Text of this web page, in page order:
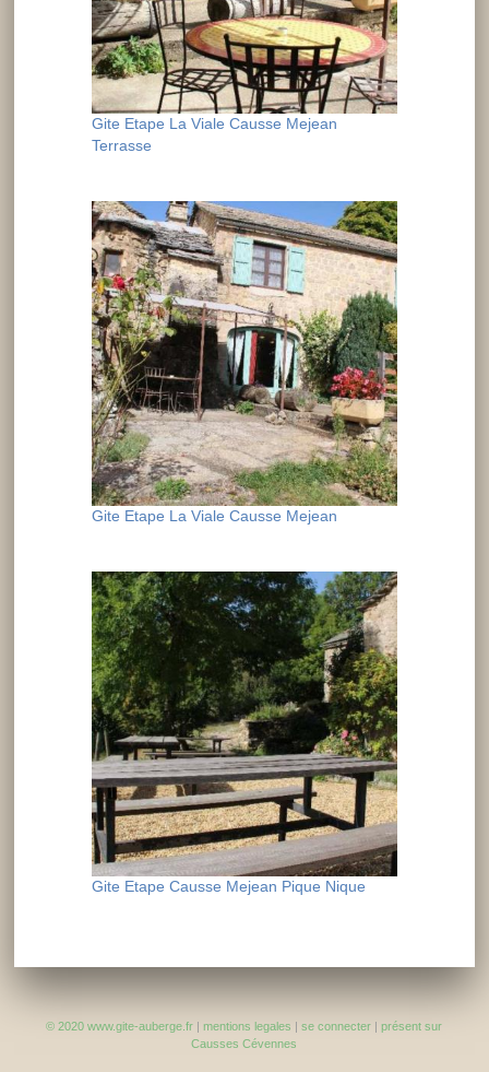
Gite Etape La Viale Causse Mejean
Terrasse
Gite Etape La Viale Causse Mejean
Gite Etape Causse Mejean Pique Nique
© 2020 www.gite-auberge.fr |mentions legales |se connecter |présent sur
Causses Cévennes